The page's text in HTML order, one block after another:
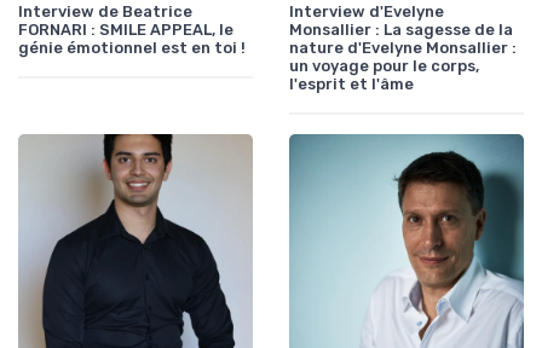
Interview de Beatrice
FORNARI : SMILE APPEAL, le
génie émotionnel est en toi !
Interview d'Evelyne
Monsallier : La sagesse de la
nature d'Evelyne Monsallier :
un voyage pour le corps,
l'esprit et l'âme